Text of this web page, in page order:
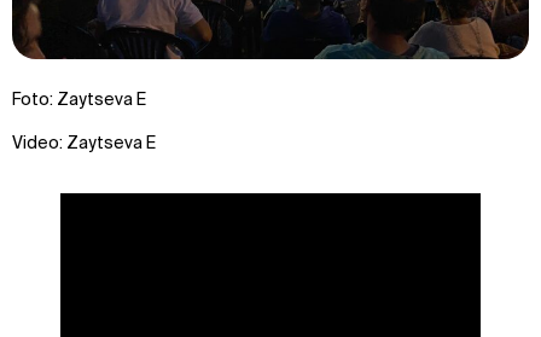
Foto: Zaytseva E
Video: Zaytseva E